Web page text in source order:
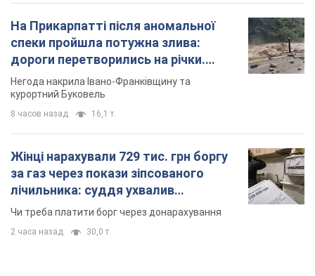
На Прикарпатті після аномальної
спеки пройшла потужна злива:
дороги перетворились на річки.
Відео
Негода накрила Івано-Франківщину та
курортний Буковель
8 часов назад 16,1 т.
Жінці нарахували 729 тис. грн боргу
за газ через покази зіпсованого
лічильника: суддя ухвалив
неочікуване рішення
Чи треба платити борг через донарахування
2 часа назад 30,0 т.